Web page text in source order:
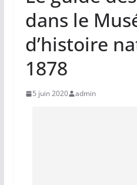
dans le
d’histoire
1878
5 juin 2020 admin